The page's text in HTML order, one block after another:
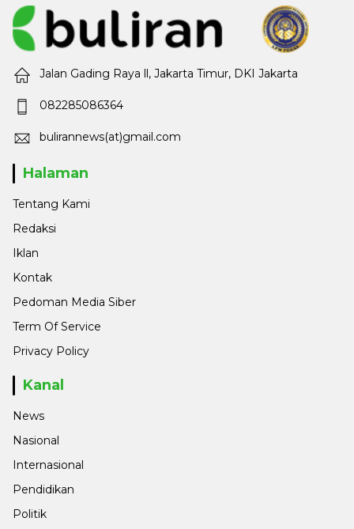
Jalan Gading Raya ll, Jakarta Timur, DKI Jakarta
082285086364
bulirannews(at)gmail.com
Halaman
Tentang Kami
Redaksi
Iklan
Kontak
Pedoman Media Siber
Term Of Service
Privacy Policy
Kanal
News
Nasional
Internasional
Pendidikan
Politik